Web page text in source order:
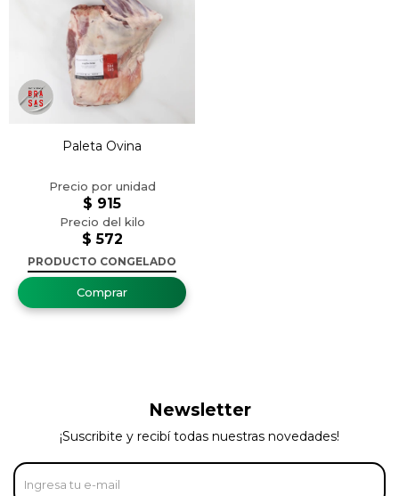
Paleta Ovina
$ 572
$ 915
PRODUCTO CONGELADO
Newsletter
¡Suscribite y recibí todas nuestras novedades!